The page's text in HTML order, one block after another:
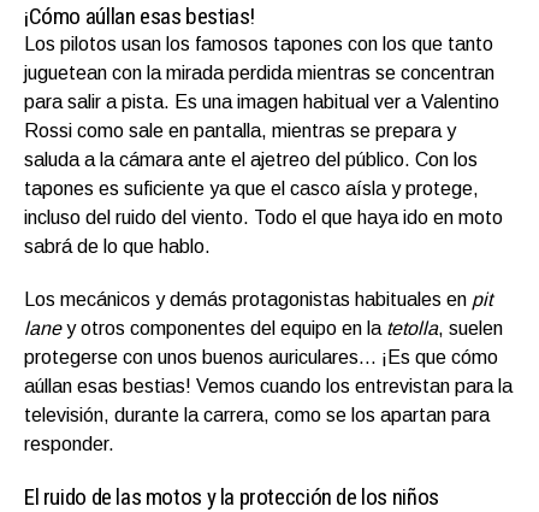
¡Cómo aúllan esas bestias!
Los pilotos usan los famosos tapones con los que tanto
juguetean con la mirada perdida mientras se concentran
para salir a pista. Es una imagen habitual ver a Valentino
Rossi como sale en pantalla, mientras se prepara y
saluda a la cámara ante el ajetreo del público. Con los
tapones es suficiente ya que el casco aísla y protege,
incluso del ruido del viento. Todo el que haya ido en moto
sabrá de lo que hablo.
Los mecánicos y demás protagonistas habituales en pit
laney otros componentes del equipo en la tetolla, suelen
protegerse con unos buenos auriculares… ¡Es que cómo
aúllan esas bestias! Vemos cuando los entrevistan para la
televisión, durante la carrera, como se los apartan para
responder.
El ruido de las motos y la protección de los niños